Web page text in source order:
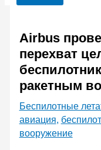
Airbus
перехват
ракетным
Беспилотные
авиация,
вооружение